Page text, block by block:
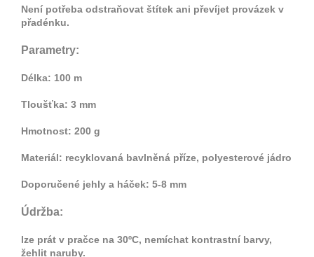
Není potřeba odstraňovat štítek ani převíjet provázek v
přadénku.
Parametry:
Délka: 100 m
Tloušťka: 3 mm
Hmotnost: 200 g
Materiál: recyklovaná bavlněná příze, polyesterové jádro
Doporučené jehly a háček: 5-8 mm
Údržba:
lze prát v pračce na 30ºC, nemíchat kontrastní barvy,
žehlit naruby.